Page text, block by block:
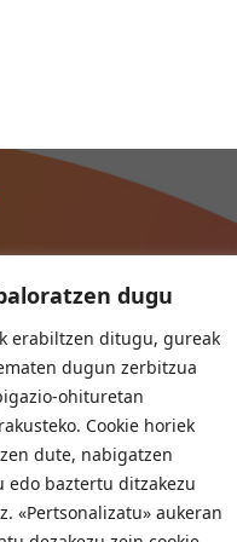
dugu
erabiltzen ditugu, gureak
dugun zerbitzua
ohituretan
Cookie horiek
dute, nabigatzen
edo baztertu ditzakezu
«Pertsonalizatu» aukeran